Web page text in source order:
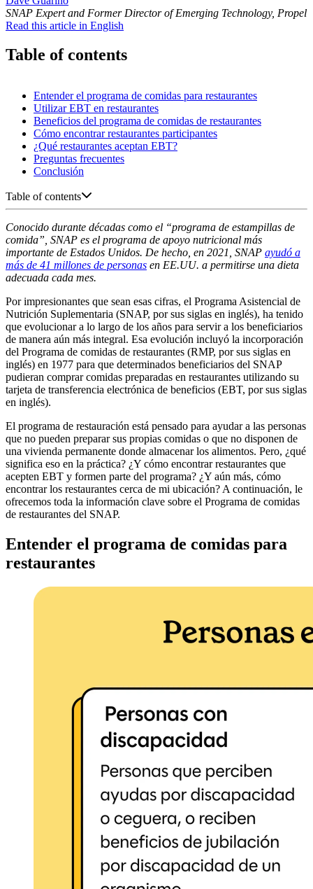
SNAP Expert and Former Director of Emerging Technology, Propel
Read this article in English
Table of contents
Entender el programa de comidas para restaurantes
Utilizar EBT en restaurantes
Beneficios del programa de comidas de restaurantes
Cómo encontrar restaurantes participantes
¿Qué restaurantes aceptan EBT?
Preguntas frecuentes
Conclusión
Table of contents
Conocido durante décadas como el “programa de estampillas de
comida”, SNAP es el programa de apoyo nutricional más
importante de Estados Unidos. De hecho, en 2021, SNAP ayudó a
más de 41 millones de personas en EE.UU. a permitirse una dieta
adecuada cada mes.
Por impresionantes que sean esas cifras, el Programa Asistencial de
Nutrición Suplementaria (SNAP, por sus siglas en inglés), ha tenido
que evolucionar a lo largo de los años para servir a los beneficiarios
de manera aún más integral. Esa evolución incluyó la incorporación
del Programa de comidas de restaurantes (RMP, por sus siglas en
inglés) en 1977 para que determinados beneficiarios del SNAP
pudieran comprar comidas preparadas en restaurantes utilizando su
tarjeta de transferencia electrónica de beneficios (EBT, por sus siglas
en inglés).
El programa de restauración está pensado para ayudar a las personas
que no pueden preparar sus propias comidas o que no disponen de
una vivienda permanente donde almacenar los alimentos. Pero, ¿qué
significa eso en la práctica? ¿Y cómo encontrar restaurantes que
acepten EBT y formen parte del programa? ¿Y aún más, cómo
encontrar los restaurantes cerca de mi ubicación? A continuación, le
ofrecemos toda la información clave sobre el Programa de comidas
de restaurantes del SNAP.
Entender el programa de comidas para
restaurantes